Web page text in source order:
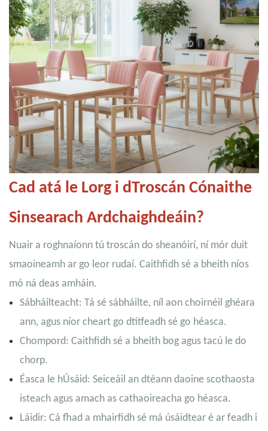
Cad atá le Lorg i dTroscán Cónaithe
Sinsearach Ardchaighdeáin?
Nuair a roghnaíonn tú troscán do sheanóirí, ní mór duit
smaoineamh ar go leor rudaí. Caithfidh sé a bheith níos
mó ná deas amháin.
Sábháilteacht: Tá sé sábháilte, níl aon choirnéil ghéara
ann, agus níor cheart go dtitfeadh sé go héasca.
Chompord: Caithfidh sé a bheith bog agus tacú le do
chorp.
Éasca le hÚsáid: Seiceáil an dtéann daoine scothaosta
isteach agus amach as cathaoireacha go héasca.
Láidir: Cá fhad a mhairfidh sé má úsáidtear é ar feadh i